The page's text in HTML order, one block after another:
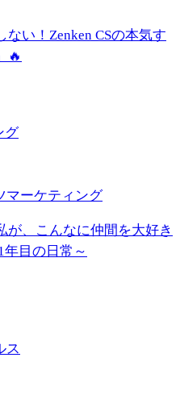
い！Zenken CSの本気す
🔥
グ
マーケティング
が、こんなに仲間を大好き
目の日常～
ス